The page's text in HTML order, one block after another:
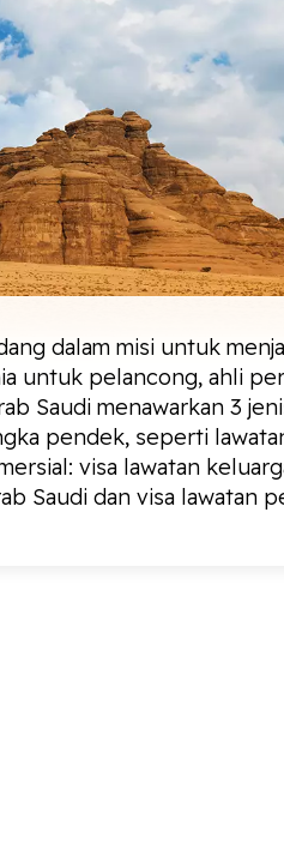
dalam misi untuk
untuk pelancong, ahli
Saudi menawarkan 3
pendek, seperti
visa lawatan
Saudi dan visa lawatan